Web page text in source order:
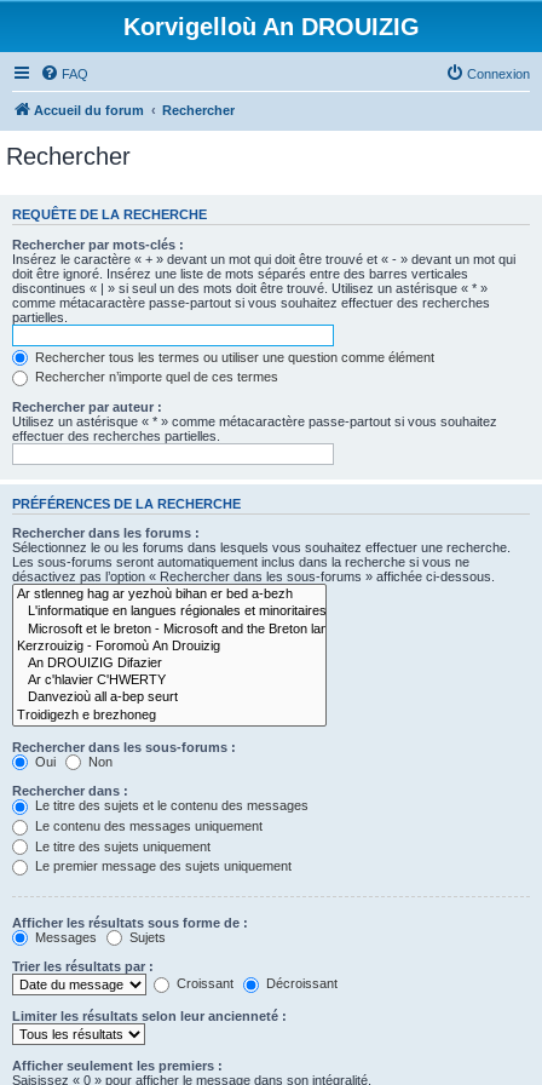
Korvigelloù An DROUIZIG
FAQ Connexion
Accueil du forum Rechercher
Rechercher
REQUÊTE DE LA RECHERCHE
Rechercher par mots-clés :
Insérez le caractère « + » devant un mot qui doit être trouvé et « - » devant un mot qui
doit être ignoré. Insérez une liste de mots séparés entre des barres verticales
discontinues « | » si seul un des mots doit être trouvé. Utilisez un astérisque « * »
comme métacaractère passe-partout si vous souhaitez effectuer des recherches
partielles.
Rechercher tous les termes ou utiliser une question comme élément
Rechercher n’importe quel de ces termes
Rechercher par auteur :
Utilisez un astérisque « * » comme métacaractère passe-partout si vous souhaitez
effectuer des recherches partielles.
PRÉFÉRENCES DE LA RECHERCHE
Rechercher dans les forums :
Sélectionnez le ou les forums dans lesquels vous souhaitez effectuer une recherche.
Les sous-forums seront automatiquement inclus dans la recherche si vous ne
désactivez pas l’option « Rechercher dans les sous-forums » affichée ci-dessous.
Rechercher dans les sous-forums :
Oui
Non
Rechercher dans :
Le titre des sujets et le contenu des messages
Le contenu des messages uniquement
Le titre des sujets uniquement
Le premier message des sujets uniquement
Afficher les résultats sous forme de :
Messages
Sujets
Trier les résultats par :
Croissant
Décroissant
Limiter les résultats selon leur ancienneté :
Afficher seulement les premiers :
Saisissez « 0 » pour afficher le message dans son intégralité.